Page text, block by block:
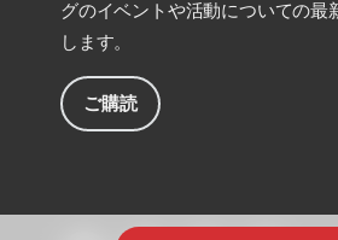
グのイベントや活動についての最
します。
ご購読